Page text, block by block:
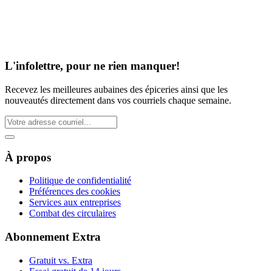
L'infolettre, pour ne rien manquer!
Recevez les meilleures aubaines des épiceries ainsi que les
nouveautés directement dans vos courriels chaque semaine.
À propos
Politique de confidentialité
Préférences des cookies
Services aux entreprises
Combat des circulaires
Abonnement Extra
Gratuit vs. Extra